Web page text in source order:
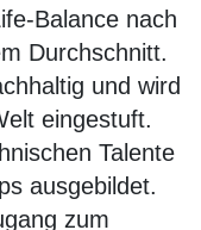
Balance nach
Durchschnitt.
und wird
eingestuft.
Talente
ausgebildet.
zum